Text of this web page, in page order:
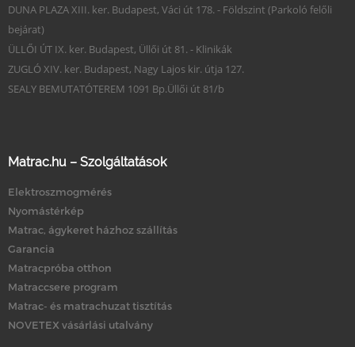
DUNA PLAZA XIII. ker. Budapest, Váci út 178. - Földszint (Parkoló felőli
bejárat)
ÜLLŐI ÚT IX. ker. Budapest, Üllői út 81. - Klinikák
ZUGLÓ XIV. ker. Budapest, Nagy Lajos kir. útja 127.
SEALY BEMUTATÓTEREM 1091 Bp.Üllői út 81/b
Matrac.hu – Szolgáltatások
Elektroszmogmérés
Nyomástérkép
Matrac, ágykeret házhoz szállítás
Garancia
Matracpróba otthon
Matraccsere program
Matrac- és matrachuzat tisztítás
NOVETEX vásárlási utalvány